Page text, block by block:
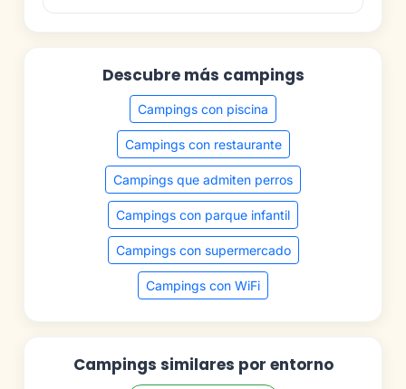
Descubre más campings
Campings con piscina
Campings con restaurante
Campings que admiten perros
Campings con parque infantil
Campings con supermercado
Campings con WiFi
Campings similares por entorno